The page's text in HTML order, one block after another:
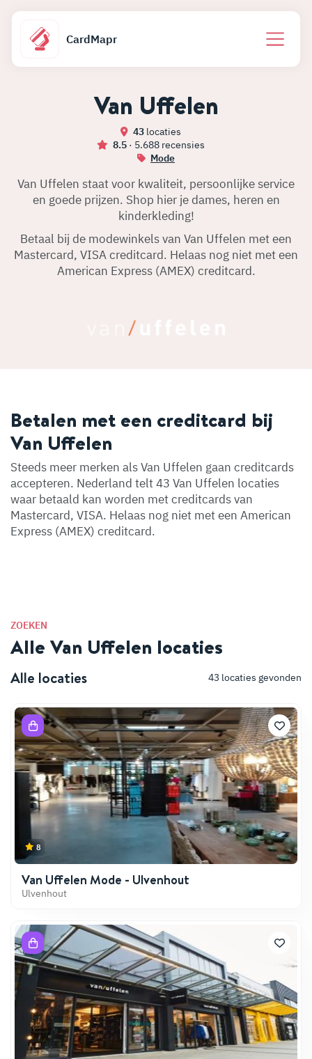
CardMapr
Van Uffelen
43locaties
8.5 · 5.688 recensies
Mode
Van Uffelen staat voor kwaliteit, persoonlijke service
en goede prijzen. Shop hier je dames, heren en
kinderkleding!
Betaal bij de modewinkels van Van Uffelen met een
Mastercard, VISA creditcard. Helaas nog niet met een
American Express (AMEX) creditcard.
Betalen met een creditcard bij
Van Uffelen
Steeds meer merken als Van Uffelen gaan creditcards
accepteren. Nederland telt 43 Van Uffelen locaties
waar betaald kan worden met creditcards van
Mastercard, VISA. Helaas nog niet met een American
Express (AMEX) creditcard.
ZOEKEN
Alle Van Uffelen locaties
Alle locaties 43 locaties gevonden
8
Van Uffelen Mode - Ulvenhout
Ulvenhout